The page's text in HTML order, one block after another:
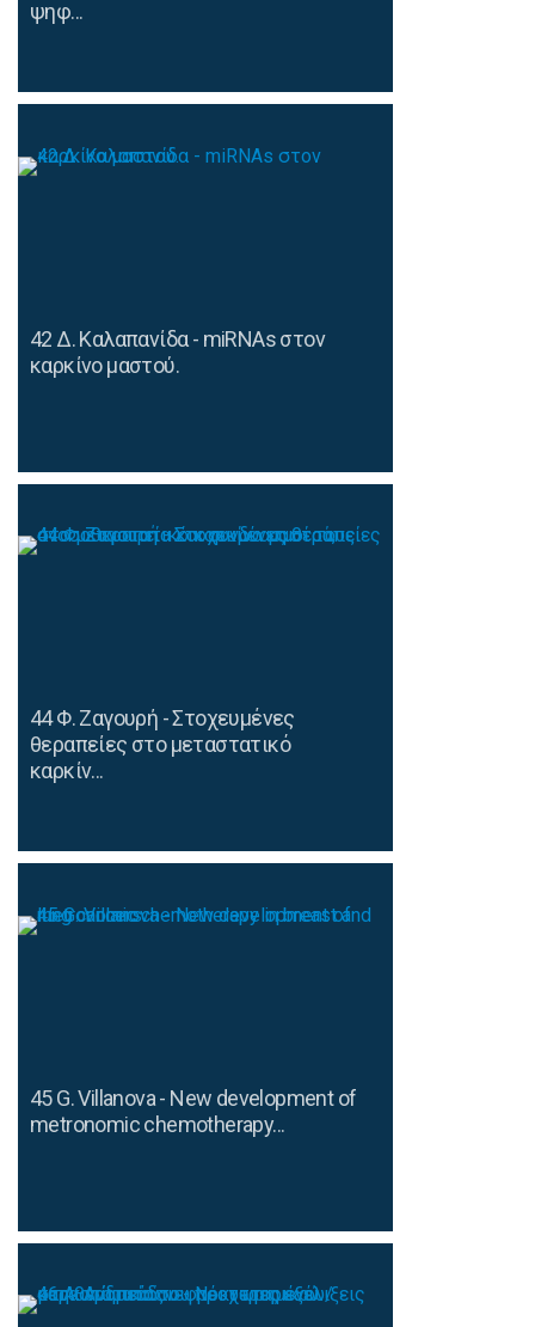
ψηφ...
42 Δ. Καλαπανίδα - miRNAs στον
καρκίνο μαστού.
44 Φ. Ζαγουρή - Στοχευμένες
θεραπείες στο μεταστατικό
καρκίν...
45 G. Villanova - New development of
metronomic chemotherapy...